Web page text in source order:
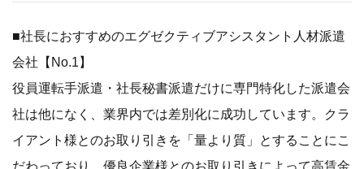
■社長におすすめのエグゼクティブアシスタント人材派遣
会社【No.1】
役員運転手派遣・社長秘書派遣だけに専門特化した派遣会
社は他になく、業界内では差別化に成功しています。クラ
イアント様とのお取り引きを「量より質」とすることにこ